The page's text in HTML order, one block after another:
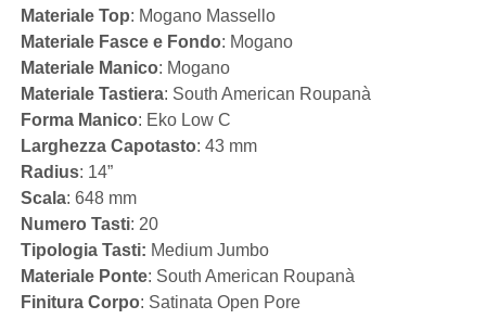
Materiale Top: Mogano Massello
Materiale Fasce e Fondo: Mogano
Materiale Manico: Mogano
Materiale Tastiera: South American Roupanà
Forma Manico: Eko Low C
Larghezza Capotasto: 43 mm
Radius: 14”
Scala: 648 mm
Numero Tasti: 20
Tipologia Tasti: Medium Jumbo
Materiale Ponte: South American Roupanà
Finitura Corpo: Satinata Open Pore